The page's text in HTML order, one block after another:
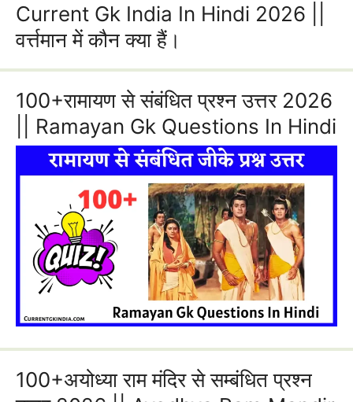
Current Gk India In Hindi 2026 ||
वर्त्तमान में कौन क्या हैं।
100+रामायण से संबंधित प्रश्न उत्तर 2026
|| Ramayan Gk Questions In Hindi
100+अयोध्या राम मंदिर से सम्बंधित प्रश्न